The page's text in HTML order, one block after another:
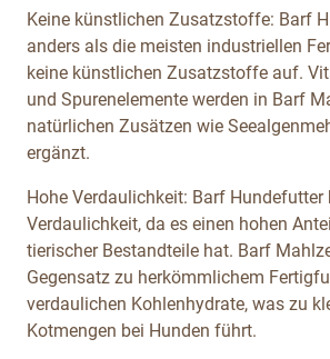
Keine künstlichen Zusatzstoffe: Barf
anders als die meisten industriellen
keine künstlichen Zusatzstoffe auf.
und Spurenelemente werden in Barf
natürlichen Zusätzen wie
ergänzt.
Hohe Verdaulichkeit: Barf Hundefutter
Verdaulichkeit, da es einen hohen
tierischer Bestandteile hat. Barf
Gegensatz zu herkömmlichem
verdaulichen Kohlenhydrate, was zu
Kotmengen bei Hunden führt.